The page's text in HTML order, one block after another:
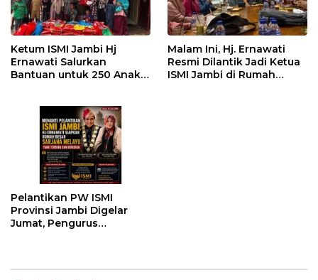
Merah
Putih
Provinsi
Jambi
Sejarah
Ketum ISMI Jambi Hj
Ernawati Salurkan
Bantuan untuk 250 Anak
Malam Ini, Hj. Ernawati
Resmi Dilantik Jadi Ketua
ISMI Jambi di Rumah
Pelantikan PW ISMI
Provinsi Jambi Digelar
Jumat, Pengurus